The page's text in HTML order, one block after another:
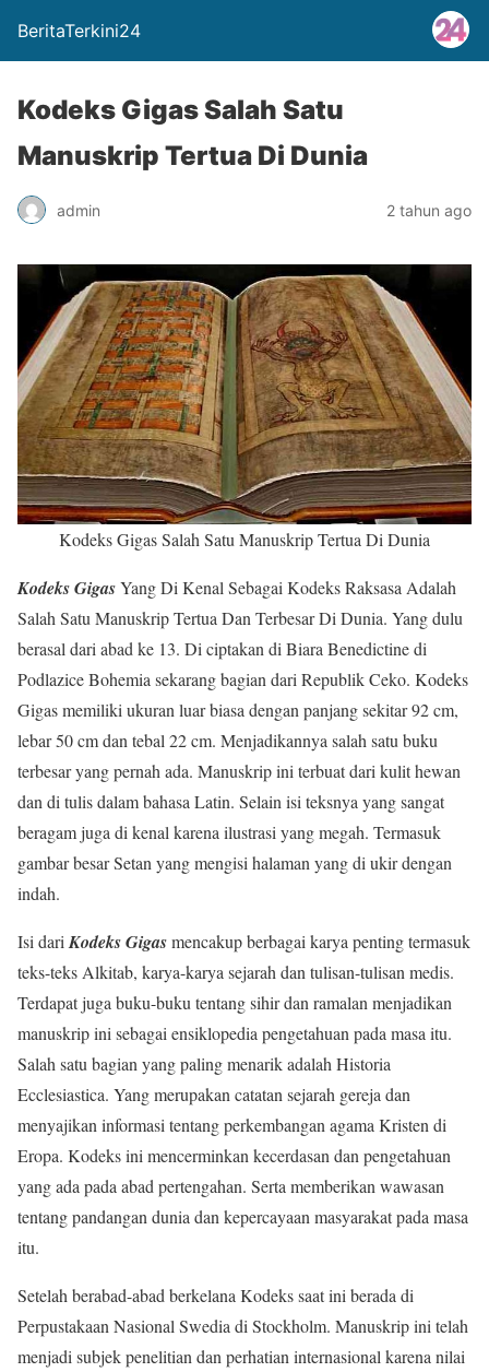
BeritaTerkini24
Kodeks Gigas Salah Satu
Manuskrip Tertua Di Dunia
admin 2 tahun ago
Kodeks Gigas Salah Satu Manuskrip Tertua Di Dunia
Kodeks GigasYang Di Kenal Sebagai Kodeks Raksasa Adalah
Salah Satu Manuskrip Tertua Dan Terbesar Di Dunia. Yang dulu
berasal dari abad ke 13. Di ciptakan di Biara Benedictine di
Podlazice Bohemia sekarang bagian dari Republik Ceko. Kodeks
Gigas memiliki ukuran luar biasa dengan panjang sekitar 92 cm,
lebar 50 cm dan tebal 22 cm. Menjadikannya salah satu buku
terbesar yang pernah ada. Manuskrip ini terbuat dari kulit hewan
dan di tulis dalam bahasa Latin. Selain isi teksnya yang sangat
beragam juga di kenal karena ilustrasi yang megah. Termasuk
gambar besar Setan yang mengisi halaman yang di ukir dengan
indah.
Isi dari Kodeks Gigasmencakup berbagai karya penting termasuk
teks-teks Alkitab, karya-karya sejarah dan tulisan-tulisan medis.
Terdapat juga buku-buku tentang sihir dan ramalan menjadikan
manuskrip ini sebagai ensiklopedia pengetahuan pada masa itu.
Salah satu bagian yang paling menarik adalah Historia
Ecclesiastica. Yang merupakan catatan sejarah gereja dan
menyajikan informasi tentang perkembangan agama Kristen di
Eropa. Kodeks ini mencerminkan kecerdasan dan pengetahuan
yang ada pada abad pertengahan. Serta memberikan wawasan
tentang pandangan dunia dan kepercayaan masyarakat pada masa
itu.
Setelah berabad-abad berkelana Kodeks saat ini berada di
Perpustakaan Nasional Swedia di Stockholm. Manuskrip ini telah
menjadi subjek penelitian dan perhatian internasional karena nilai